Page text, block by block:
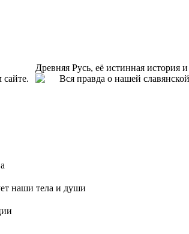
Древняя Русь, её истинная история
Вся правда о нашей
наши тела и души